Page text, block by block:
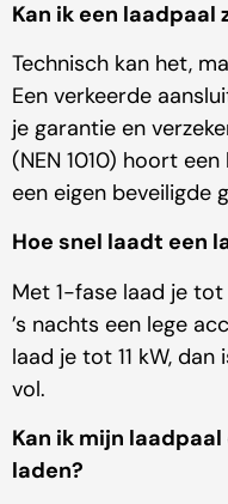
Kan ik een laadpaal
Technisch kan het,
Een verkeerde
je garantie en
(NEN 1010) hoort
een eigen beveiligde
Hoe snel laadt een
Met 1-fase laad je tot
’s nachts een lege
laad je tot 11 kW,
vol.
Kan ik mijn
laden?